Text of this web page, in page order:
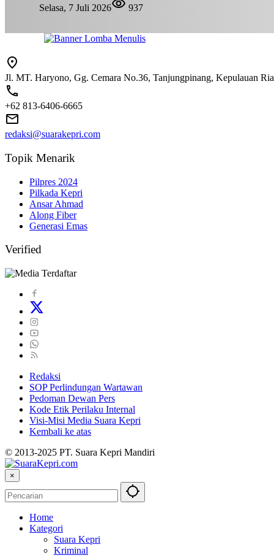
Selasa, 7 Juli 2026
937
Jl. MT. Haryono, Gg. Cemara No.36, Tanjungpinang, Kepulauan
+62 813-6406-6665
redaksi@suarakepri.com
Topik Menarik
Pilpres 2024
Pilkada Kepri
Ansar Ahmad
Along Fiber
Generasi Emas
Verified
Redaksi
SOP Perlindungan Wartawan
Pedoman Dewan Pers
Kode Etik Perilaku Internal
Visi-Misi Media Suara Kepri
Kembali ke atas
© 2013-2025 PT. Suara Kepri Mandiri
×
Home
Kategori
Suara Kepri
Kriminal